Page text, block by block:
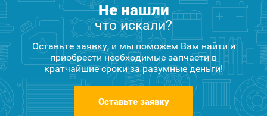
Не нашли
что искали?
Оставьте заявку, и мы поможем Вам найти и
приобрести необходимые запчасти в
кратчайшие сроки за разумные деньги!
Оставьте заявку